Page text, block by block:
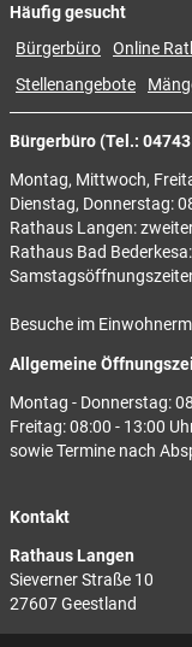
Bürgerbüro (Tel.:
Montag, Mittwoch,
Dienstag, Donnerstag:
Rathaus Langen:
Rathaus Bad
Besuche im
Allgemeine
Montag - Donnerstag:
Freitag: 08:00 - 13:00
sowie Termine nach
Kontakt
Rathaus Langen
Sieverner Straße 10
27607 Geestland
Häufig gesucht
Bürgerbüro Online
Stellenangebote